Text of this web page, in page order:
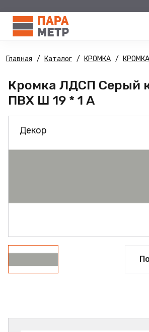
Главная Каталог КРОМКА
Кромка ЛДСП Серый
ПВХ Ш 19 * 1 А
Декор